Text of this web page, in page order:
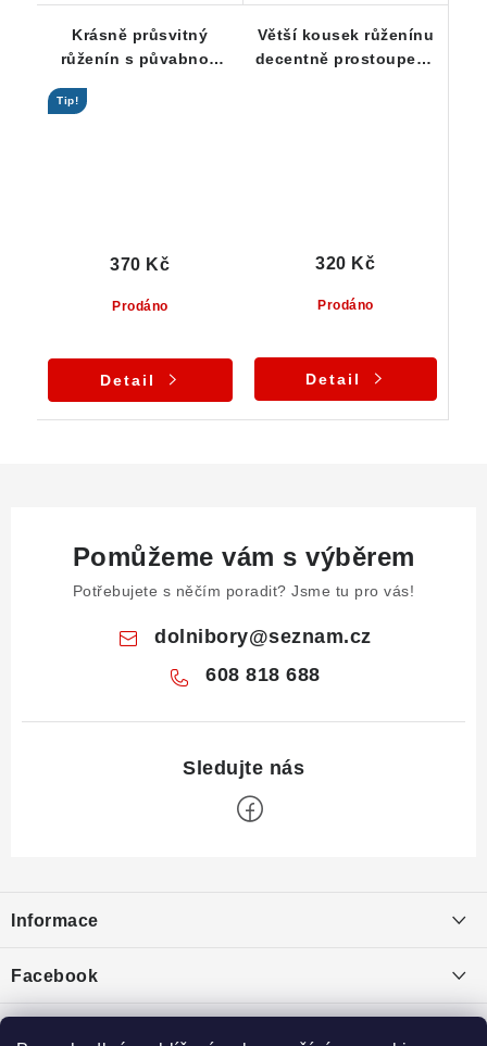
Krásně průsvitný
růženín s půvabnou
Tip!
Prodáno
370 Kč
Detail
Větší kousek růženínu
decentně prostoupený
Prodáno
320 Kč
Detail
Pomůžeme vám s výběrem
Potřebujete s něčím poradit? Jsme tu pro vás!
dolnibory@seznam.cz
608 818 688
p
a
í
Informace
Puncovní značky
Facebook